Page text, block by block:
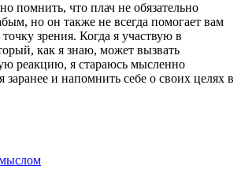
помнить, что плач не обязательно
но он также не всегда помогает вам
зрения. Когда я участвую в
как я знаю, может вызвать
реакцию, я стараюсь мысленно
заранее и напомнить себе о своих целях в